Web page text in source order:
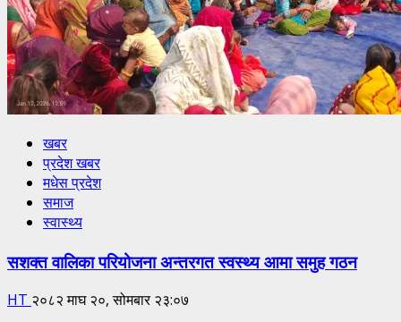
खबर
प्रदेश खबर
मधेस प्रदेश
समाज
स्वास्थ्य
सशक्त वालिका परियोजना अन्तरगत स्वस्थ्य आमा समुह गठन
HT २०८२ माघ २०, सोमबार २३:०७